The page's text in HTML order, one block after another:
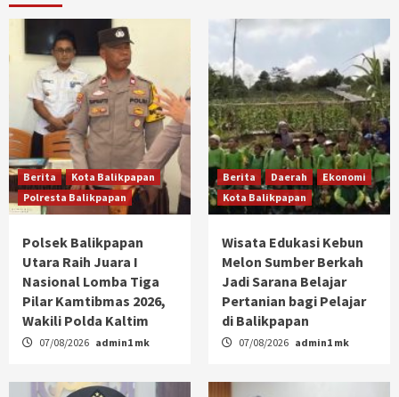
Berita
Kota Balikpapan
Polresta Balikpapan
Polsek Balikpapan
Utara Raih Juara I
Nasional Lomba Tiga
Pilar Kamtibmas 2026,
Wakili Polda Kaltim
07/08/2026 admin1 mk
Berita Daerah
Ekonomi
Kota Balikpapan
Wisata Edukasi Kebun
Melon Sumber Berkah
Jadi Sarana Belajar
Pertanian bagi Pelajar
di Balikpapan
07/08/2026 admin1 mk